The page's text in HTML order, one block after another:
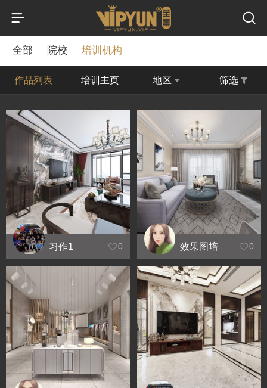
全部 院校 培训机构
作品列表 培训主页 地区 筛选
习作1 0
效果图培
训-轻奢
0